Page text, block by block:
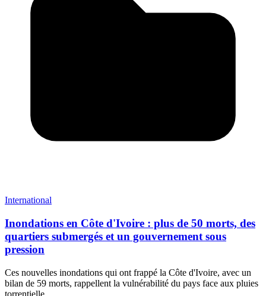
International
Inondations en Côte d'Ivoire : plus de 50 morts, des
quartiers submergés et un gouvernement sous
pression
Ces nouvelles inondations qui ont frappé la Côte d'Ivoire, avec un
bilan de 59 morts, rappellent la vulnérabilité du pays face aux pluies
torrentielle